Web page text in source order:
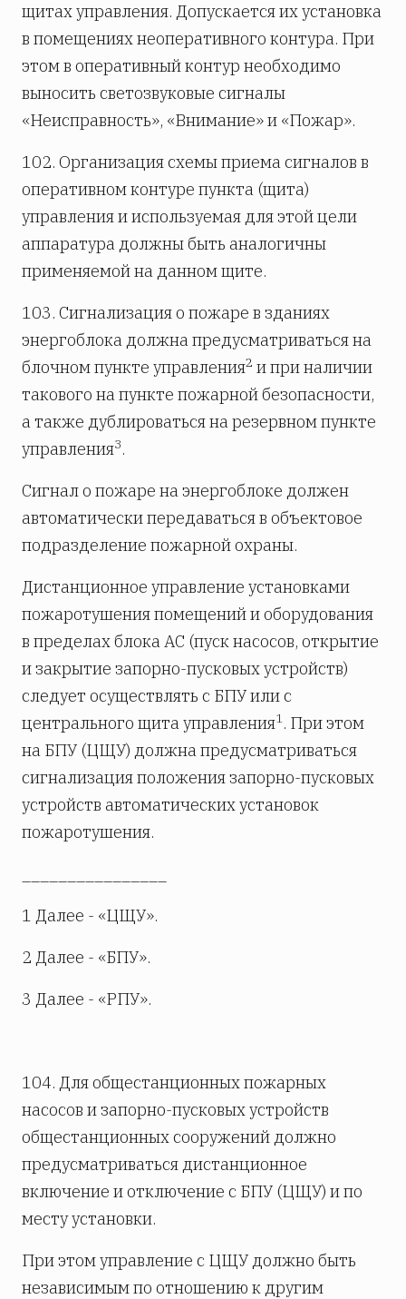
щитах управления. Допускается их установка
в помещениях неоперативного контура. При
этом в оперативный контур необходимо
выносить светозвуковые сигналы
«Неисправность», «Внимание» и «Пожар».
102. Организация схемы приема сигналов в
оперативном контуре пункта (щита)
управления и используемая для этой цели
аппаратура должны быть аналогичны
применяемой на данном щите.
103. Сигнализация о пожаре в зданиях
энергоблока должна предусматриваться на
блочном пункте управления2 и при наличии
такового на пункте пожарной безопасности,
а также дублироваться на резервном пункте
управления3.
Сигнал о пожаре на энергоблоке должен
автоматически передаваться в объектовое
подразделение пожарной охраны.
Дистанционное управление установками
пожаротушения помещений и оборудования
в пределах блока АС (пуск насосов, открытие
и закрытие запорно-пусковых устройств)
следует осуществлять с БПУ или с
центрального щита управления1. При этом
на БПУ (ЦЩУ) должна предусматриваться
сигнализация положения запорно-пусковых
устройств автоматических установок
пожаротушения.
1 Далее - «ЦЩУ».
2 Далее - «БПУ».
3 Далее - «РПУ».
104. Для общестанционных пожарных
насосов и запорно-пусковых устройств
общестанционных сооружений должно
предусматриваться дистанционное
включение и отключение с БПУ (ЦЩУ) и по
месту установки.
При этом управление с ЦЩУ должно быть
независимым по отношению к другим